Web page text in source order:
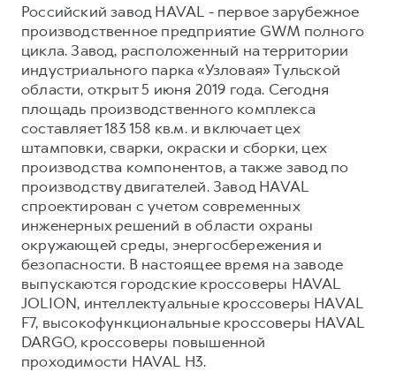
Российский завод HAVAL - первое зарубежное
производственное предприятие GWM полного
цикла. Завод, расположенный на территории
индустриального парка «Узловая» Тульской
области, открыт 5 июня 2019 года. Сегодня
площадь производственного комплекса
составляет 183 158 кв.м. и включает цех
штамповки, сварки, окраски и сборки, цех
производства компонентов, а также завод по
производству двигателей. Завод HAVAL
спроектирован с учетом современных
инженерных решений в области охраны
окружающей среды, энергосбережения и
безопасности. В настоящее время на заводе
выпускаются городские кроссоверы HAVAL
JOLION, интеллектуальные кроссоверы HAVAL
F7, высокофункциональные кроссоверы HAVAL
DARGO, кроссоверы повышенной
проходимости HAVAL H3.